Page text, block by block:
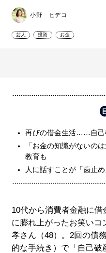
小野 ヒデコ
芸人 投資 お金
再びの借金生活……自己
「お金の知識がないの
教育も
人に話すことが「歯止め
10代から消費者金融に借
に膨れ上がったお笑いコ
孝さん（48）。2回の債
的な手続き）で「自己破